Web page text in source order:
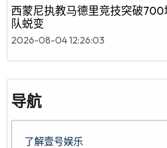
西蒙尼执教马德里竞技突破
队蜕变
2026-08-04 12:26:03
导航
了解壹号娱乐